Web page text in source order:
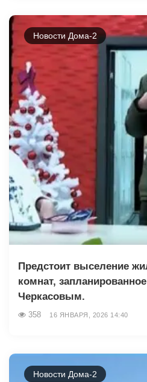
Новости Дома-2
Предстоит выселение
комнат,
Черкасовым.
358 16 ЯНВАРЯ, 2026 14:40
Новости Дома-2